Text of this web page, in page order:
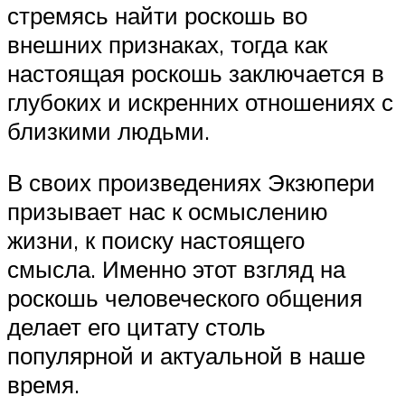
стремясь найти роскошь во
внешних признаках, тогда как
настоящая роскошь заключается в
глубоких и искренних отношениях с
близкими людьми.
В своих произведениях Экзюпери
призывает нас к осмыслению
жизни, к поиску настоящего
смысла. Именно этот взгляд на
роскошь человеческого общения
делает его цитату столь
популярной и актуальной в наше
время.